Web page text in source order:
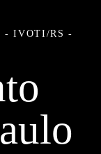
- IVOTI/RS